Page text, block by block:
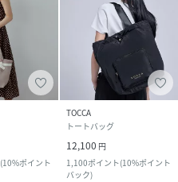
(10%ポイント
TOCCA
トートバッグ
12,100 円
1,100ポイント(10%ポイント
バック)